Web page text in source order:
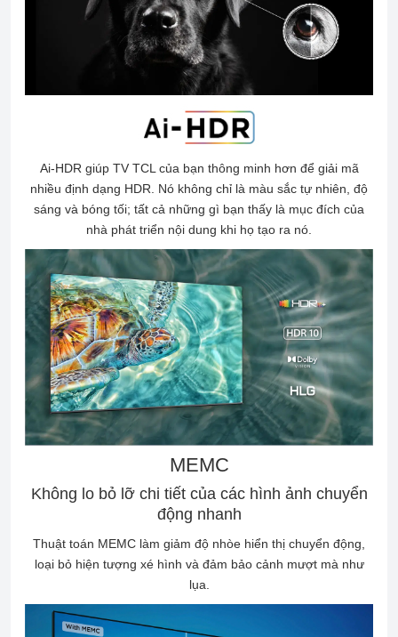
Ai-HDR giúp TV TCL của bạn thông minh hơn để giải mã
nhiều định dạng HDR. Nó không chỉ là màu sắc tự nhiên, độ
sáng và bóng tối; tất cả những gì bạn thấy là mục đích của
nhà phát triển nội dung khi họ tạo ra nó.
MEMC
Không lo bỏ lỡ chi tiết của các hình ảnh chuyển
động nhanh
Thuật toán MEMC làm giảm độ nhòe hiển thị chuyển động,
loại bỏ hiện tượng xé hình và đảm bảo cảnh mượt mà như
lụa.